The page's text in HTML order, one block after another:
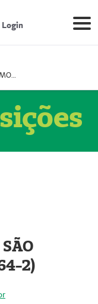
Login
Prestador OFTALMOCLÍNICA SÃO GONÇALO (55004164-2)
2)